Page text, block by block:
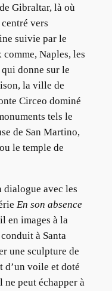
Gibraltar, là où
vers
suivie par le
Naples, les
donne sur le
la ville de
Circeo dominé
tels le
de San Martino,
le temple de
avec les
En son absence
en images à la
à Santa
une sculpture de
d’un voile et doté
ne peut échapper à